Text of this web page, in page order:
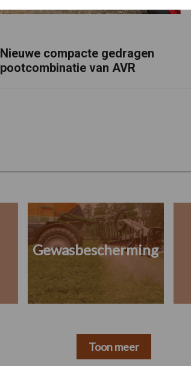
Nieuwe compacte gedragen
pootcombinatie van AVR
Gewasbescherming
Toon meer